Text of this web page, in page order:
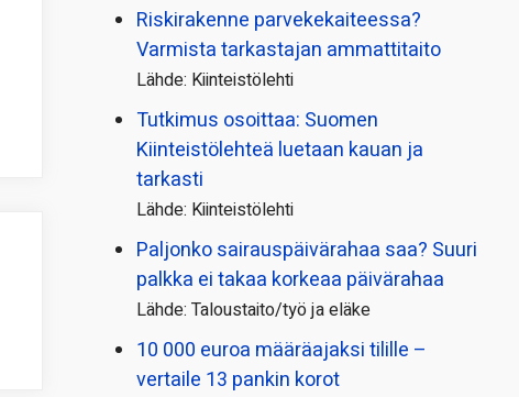
Riskirakenne parvekekaiteessa?
Varmista tarkastajan ammattitaito
Lähde: Kiinteistölehti
Tutkimus osoittaa: Suomen
Kiinteistölehteä luetaan kauan ja
tarkasti
Lähde: Kiinteistölehti
Paljonko sairauspäivä­rahaa saa? Suuri
palkka ei takaa korkeaa päivärahaa
Lähde: Taloustaito/työ ja eläke
10 000 euroa määräajaksi tilille –
vertaile 13 pankin korot